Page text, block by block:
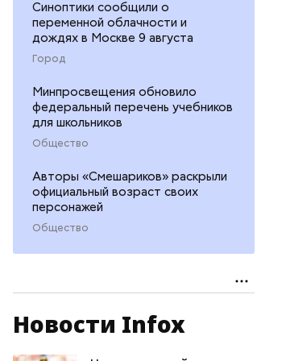
Синоптики сообщили о
переменной облачности и
дождях в Москве 9 августа
Город
Минпросвещения обновило
федеральный перечень учебников
для школьников
Общество
Авторы «Смешариков» раскрыли
официальный возраст своих
персонажей
Общество
Новости Infox